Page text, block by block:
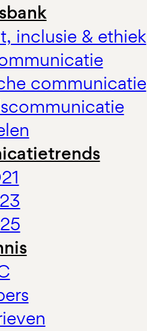
inclusie & ethiek
communicatie